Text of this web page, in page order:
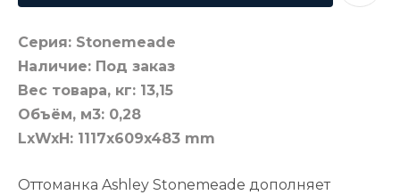
Серия: Stonemeade
Наличие: Под заказ
Вес товара, кг: 13,15
Объём, м3: 0,28
LxWxH: 1117x609x483 mm
Оттоманка Ashley Stonemeade дополняет